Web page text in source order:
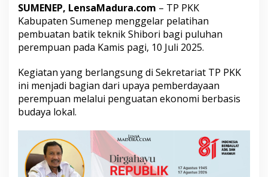
e
m
b
a
t
k
T
k
SUMENEP, LensaMadura.com – TP PKK
Kabupaten Sumenep menggelar pelatihan
pembuatan batik teknik Shibori bagi puluhan
perempuan pada Kamis pagi, 10 Juli 2025.
Kegiatan yang berlangsung di Sekretariat TP PKK
ini menjadi bagian dari upaya pemberdayaan
perempuan melalui penguatan ekonomi berbasis
budaya lokal.